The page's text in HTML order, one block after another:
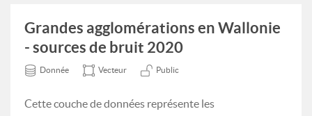
Grandes agglomérations en Wallonie
- sources de bruit 2020
Donnée Vecteur Public
Cette couche de données représente les